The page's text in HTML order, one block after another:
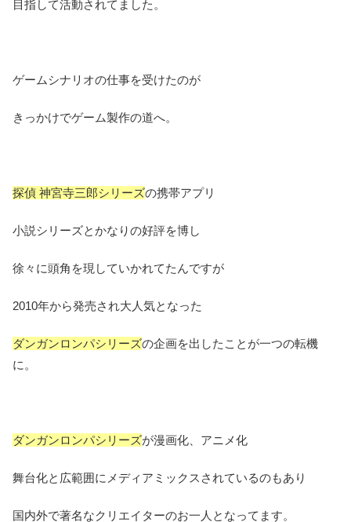
目指して活動されてました。
ゲームシナリオの仕事を受けたのが
きっかけでゲーム製作の道へ。
探偵 神宮寺三郎シリーズの携帯アプリ
小説シリーズとかなりの好評を博し
徐々に頭角を現していかれてたんですが
2010年から発売され大人気となった
ダンガンロンパシリーズの企画を出したことが一つの転機
に。
ダンガンロンパシリーズが漫画化、アニメ化
舞台化と広範囲にメディアミックスされているのもあり
国内外で著名なクリエイターのお一人となってます。